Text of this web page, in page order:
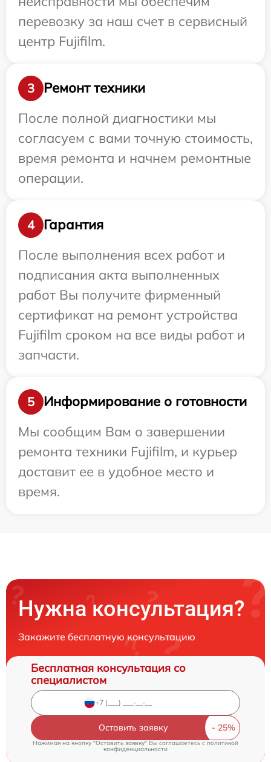
перевозку за наш счет в сервисный
центр Fujifilm.
3
Ремонт техники
После полной диагностики мы
согласуем с вами точную стоимость,
время ремонта и начнем ремонтные
операции.
4
Гарантия
После выполнения всех работ и
подписания акта выполненных
работ Вы получите фирменный
сертификат на ремонт устройства
Fujifilm сроком на все виды работ и
запчасти.
5
Информирование о готовности
Мы сообщим Вам о завершении
ремонта техники Fujifilm, и курьер
доставит ее в удобное место и
время.
Нужна консультация?
Закажите бесплатную консультацию
Бесплатная консультация со
специалистом
Оставить заявку
Нажимая на кнопку "Оставить заявку" Вы соглашаетесь cполитикой
конфиденциальности